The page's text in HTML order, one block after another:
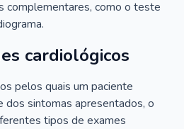
complementares, como o teste
cardiológicos
pelos quais um paciente
dos sintomas apresentados, o
tipos de exames